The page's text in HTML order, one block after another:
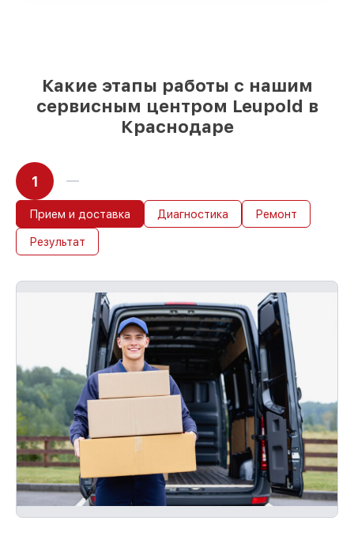
Какие этапы работы с нашим
сервисным центром Leupold в
Краснодаре
1
Прием и доставка Диагностика Ремонт
Результат